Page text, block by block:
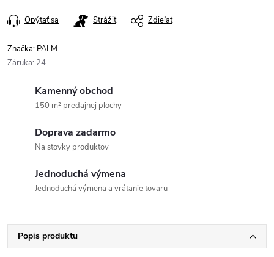
Opýtať sa Strážiť Zdieľať
Značka: PALM
Záruka: 24
Kamenný obchod
150 m² predajnej plochy
Doprava zadarmo
Na stovky produktov
Jednoduchá výmena
Jednoduchá výmena a vrátanie tovaru
Popis produktu